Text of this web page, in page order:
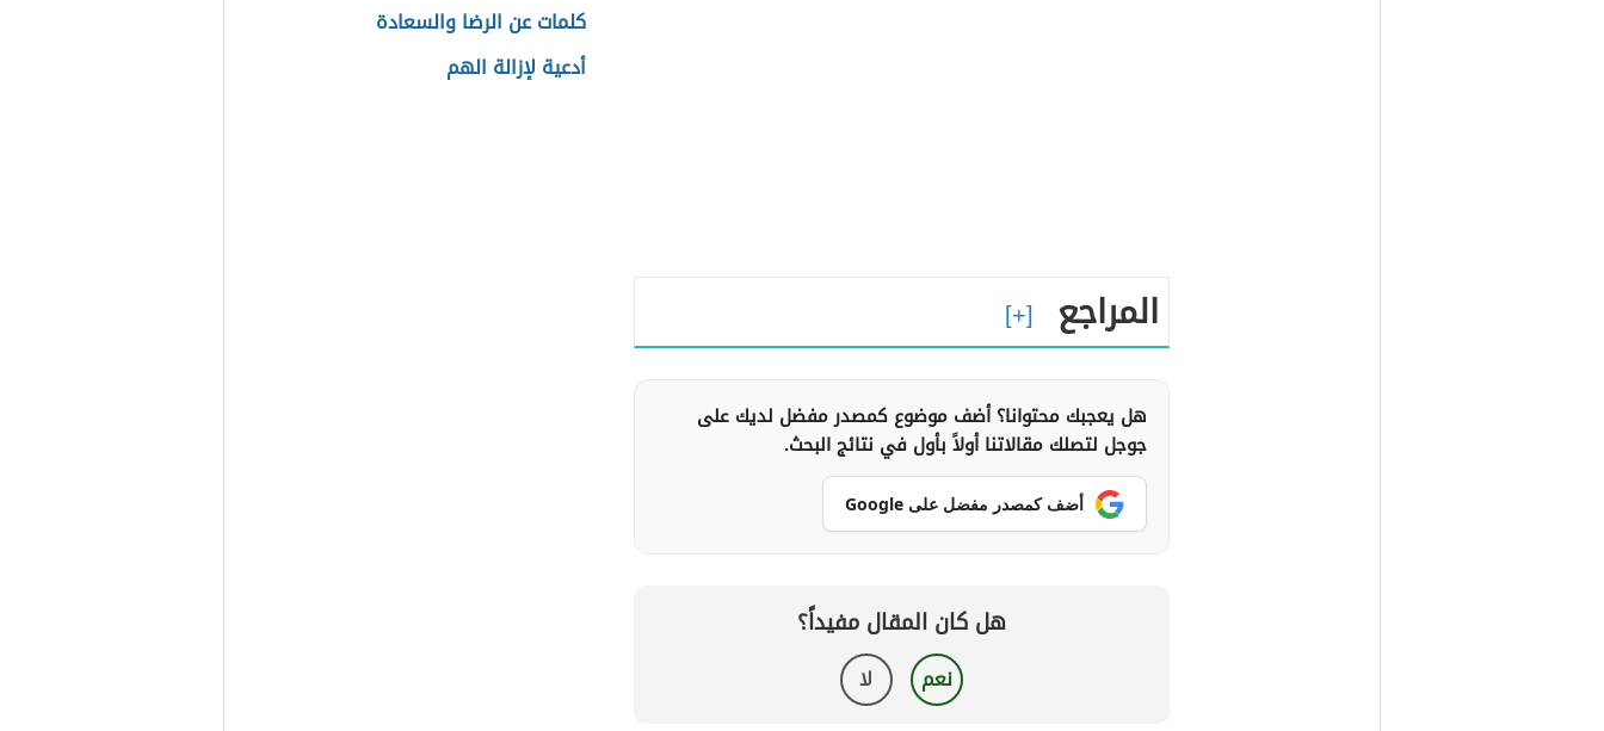
المراجع
هل يعجبك محتوانا؟ أضف موضوع كمصدر مفضل لديك على
جوجل لتصلك مقالاتنا أولاً بأول في نتائج البحث.
أضف كمصدر مفضل على Google
هل كان المقال مفيداً؟
نعم لا
كلمات عن الرضا والسعادة
أدعية لإزالة الهم